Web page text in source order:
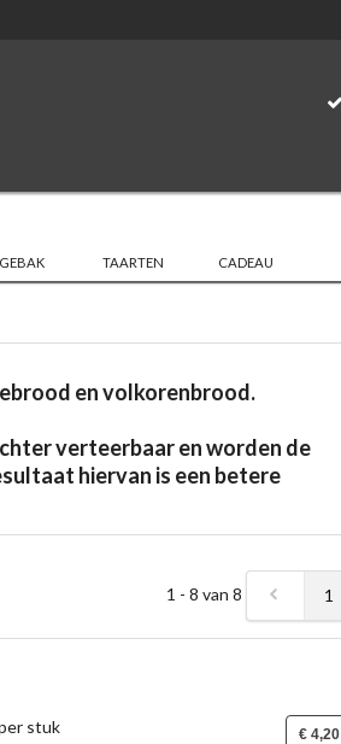
GEBAK TAARTEN CADEAU
en volkorenbrood.
verteerbaar en worden de
hiervan is een betere
1 - 8 van 8 1
stuk € 4,20